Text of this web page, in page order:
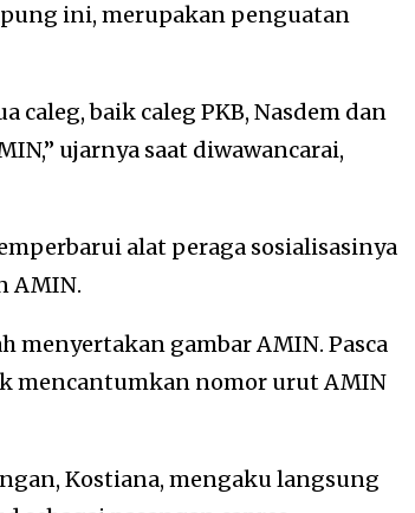
ini, merupakan penguatan
caleg, baik caleg PKB, Nasdem dan
ujarnya saat diwawancarai,
alat peraga sosialisasinya
AMIN.
menyertakan gambar AMIN. Pasca
mencantumkan nomor urut AMIN
Kostiana, mengaku langsung